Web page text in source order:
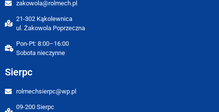
zakowola@rolmech.pl
21-302 Kąkolewnica
ul. Żakowola Poprzeczna
Pon-Pt: 8:00–16:00
Sobota nieczynne
Sierpc
rolmechsierpc@wp.pl
09-200 Sierpc